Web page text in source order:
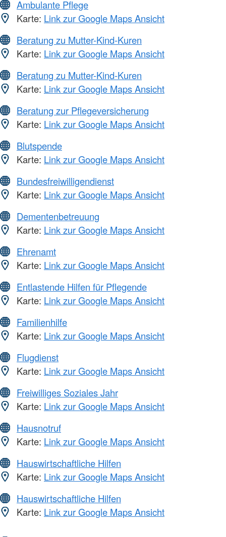
Ambulante Pflege
Karte: Link zur Google Maps Ansicht
Beratung zu Mutter-Kind-Kuren
Karte: Link zur Google Maps Ansicht
Beratung zu Mutter-Kind-Kuren
Karte: Link zur Google Maps Ansicht
Beratung zur Pflegeversicherung
Karte: Link zur Google Maps Ansicht
Blutspende
Karte: Link zur Google Maps Ansicht
Bundesfreiwilligendienst
Karte: Link zur Google Maps Ansicht
Dementenbetreuung
Karte: Link zur Google Maps Ansicht
Ehrenamt
Karte: Link zur Google Maps Ansicht
Entlastende Hilfen für Pflegende
Karte: Link zur Google Maps Ansicht
Familienhilfe
Karte: Link zur Google Maps Ansicht
Flugdienst
Karte: Link zur Google Maps Ansicht
Freiwilliges Soziales Jahr
Karte: Link zur Google Maps Ansicht
Hausnotruf
Karte: Link zur Google Maps Ansicht
Hauswirtschaftliche Hilfen
Karte: Link zur Google Maps Ansicht
Hauswirtschaftliche Hilfen
Karte: Link zur Google Maps Ansicht